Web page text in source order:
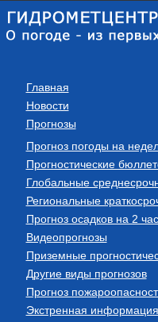
Главная
Новости
Прогнозы
Прогноз погоды на
Прогностические
Глобальные
Региональные
Прогноз осадков на 2
Видеопрогнозы
Приземные
Другие виды прогнозов
Прогноз
Экстренная информация